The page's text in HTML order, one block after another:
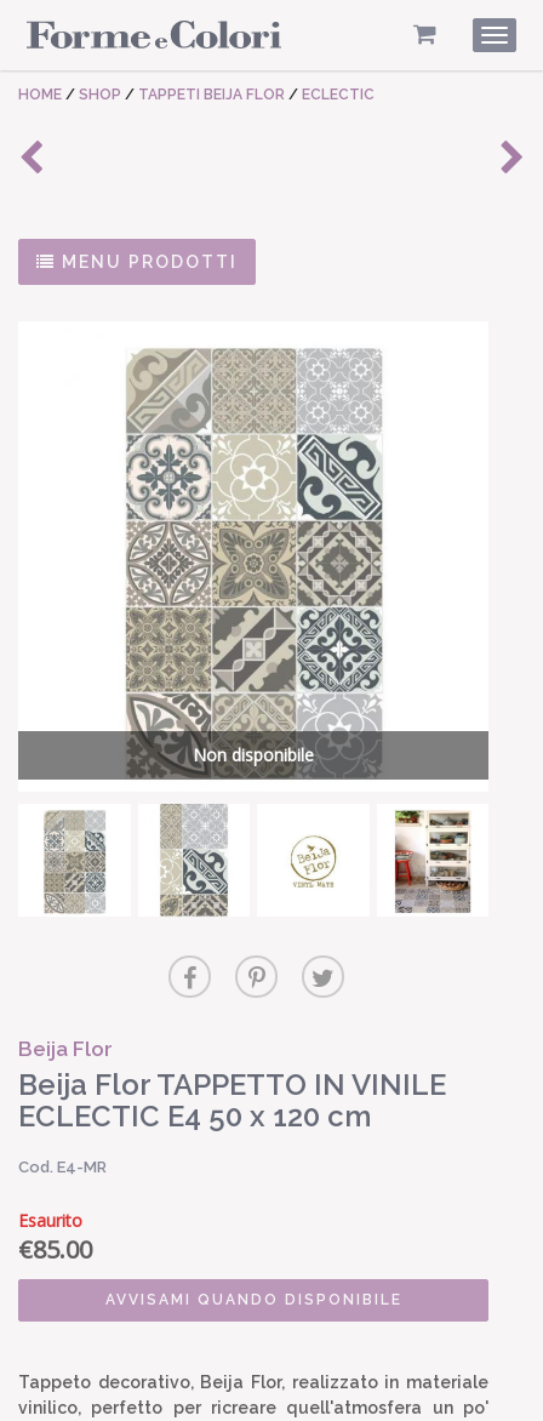
HOME / SHOP / TAPPETI BEIJA FLOR / ECLECTIC
MENU PRODOTTI
Non disponibile
Beija Flor
Beija Flor TAPPETTO IN VINILE
ECLECTIC E4 50 x 120 cm
Cod. E4-MR
Esaurito
€85.00
AVVISAMI QUANDO DISPONIBILE
Tappeto decorativo, Beija Flor, realizzato in materiale
vinilico, perfetto per ricreare quell'atmosfera un po'